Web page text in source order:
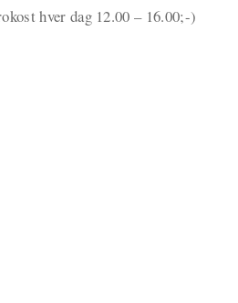
hver dag 12.00 – 16.00;-)